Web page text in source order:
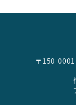
〒150-